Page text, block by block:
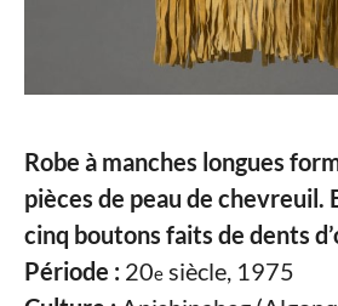
Robe à manches longues
pièces de peau de chevreuil.
cinq boutons faits de dents
Période : 20e siècle, 1975